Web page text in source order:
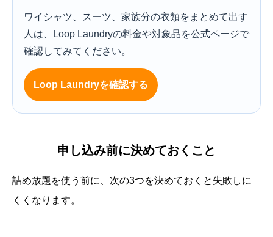
ワイシャツ、スーツ、家族分の衣類をまとめて出す
人は、Loop Laundryの料金や対象品を公式ページで
確認してみてください。
Loop Laundryを確認する
申し込み前に決めておくこと
詰め放題を使う前に、次の3つを決めておくと失敗しに
くくなります。